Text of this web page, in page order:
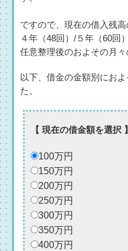
ですので、現在の借入残
４年（48回）/５年（60回
任意整理後のおよその月々
以下、借金の金額別にお
た。
【 現在の借金額を選択 】
100万円
150万円
200万円
250万円
300万円
350万円
400万円